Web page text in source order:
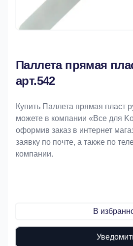
Паллета прямая
арт.542
Купить Паллета прямая пласт
можете в компании «Bce для
оформив заказ в интернет
заявку по почте, а также по
компании.
В